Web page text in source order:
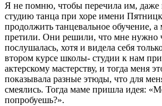
Я не помню, чтобы перечи­ла им, даже
студию танца при хоре имени
продолжить танцевальное обучение,
претили. Они решили, что мне нужно
послушалась, хотя и виде­ла себя
втором курсе школы- студии к нам
актерскому мастерству, и тогда меня
показывала раз­ные этюды, что для
смеялись. Тог­да маме пришла идея:
попробуешь?».